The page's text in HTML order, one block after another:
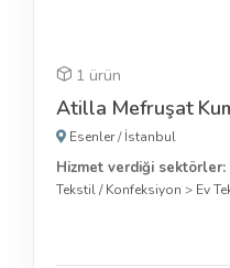
1 ürün
Atilla Mefruşat
Esenler/İstanbul
Hizmet verdiği sektörler:
Tekstil / Konfeksiyon > Ev